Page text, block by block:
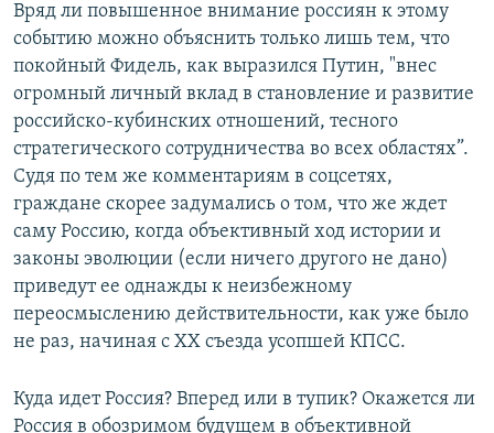
Вряд ли повышенное внимание россиян к этому
событию можно объяснить только лишь тем, что
покойный Фидель, как выразился Путин, "внес
огромный личный вклад в становление и развитие
российско-кубинских отношений, тесного
стратегического сотрудничества во всех областях”.
Судя по тем же комментариям в соцсетях,
граждане скорее задумались о том, что же ждет
саму Россию, когда объективный ход истории и
законы эволюции (если ничего другого не дано)
приведут ее однажды к неизбежному
переосмыслению действительности, как уже было
не раз, начиная с ХХ съезда усопшей КПСС.
​Куда идет Россия? Вперед или в тупик? Окажется ли
Россия в обозримом будущем в объективной